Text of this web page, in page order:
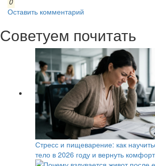
Оставить комментарий
Советуем почитать
Стресс и пищеварение: как
тело в 2026 году и вернуть